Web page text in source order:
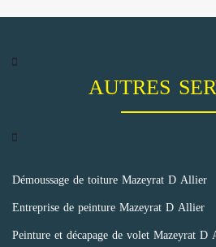
AUTRES
Démoussage de toiture Mazeyrat D Allier
Entreprise de peinture Mazeyrat D Allier
Peinture et décapage de volet Mazeyrat D